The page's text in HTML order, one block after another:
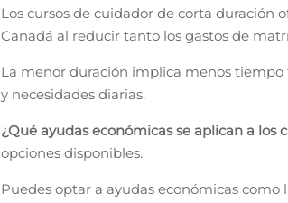
Los cursos de cuidador de corta duración
Canadá al reducir tanto los gastos de
La menor duración implica menos
y necesidades diarias.
¿Qué ayudas económicas se aplican a los
opciones disponibles.
Puedes optar a ayudas económicas como